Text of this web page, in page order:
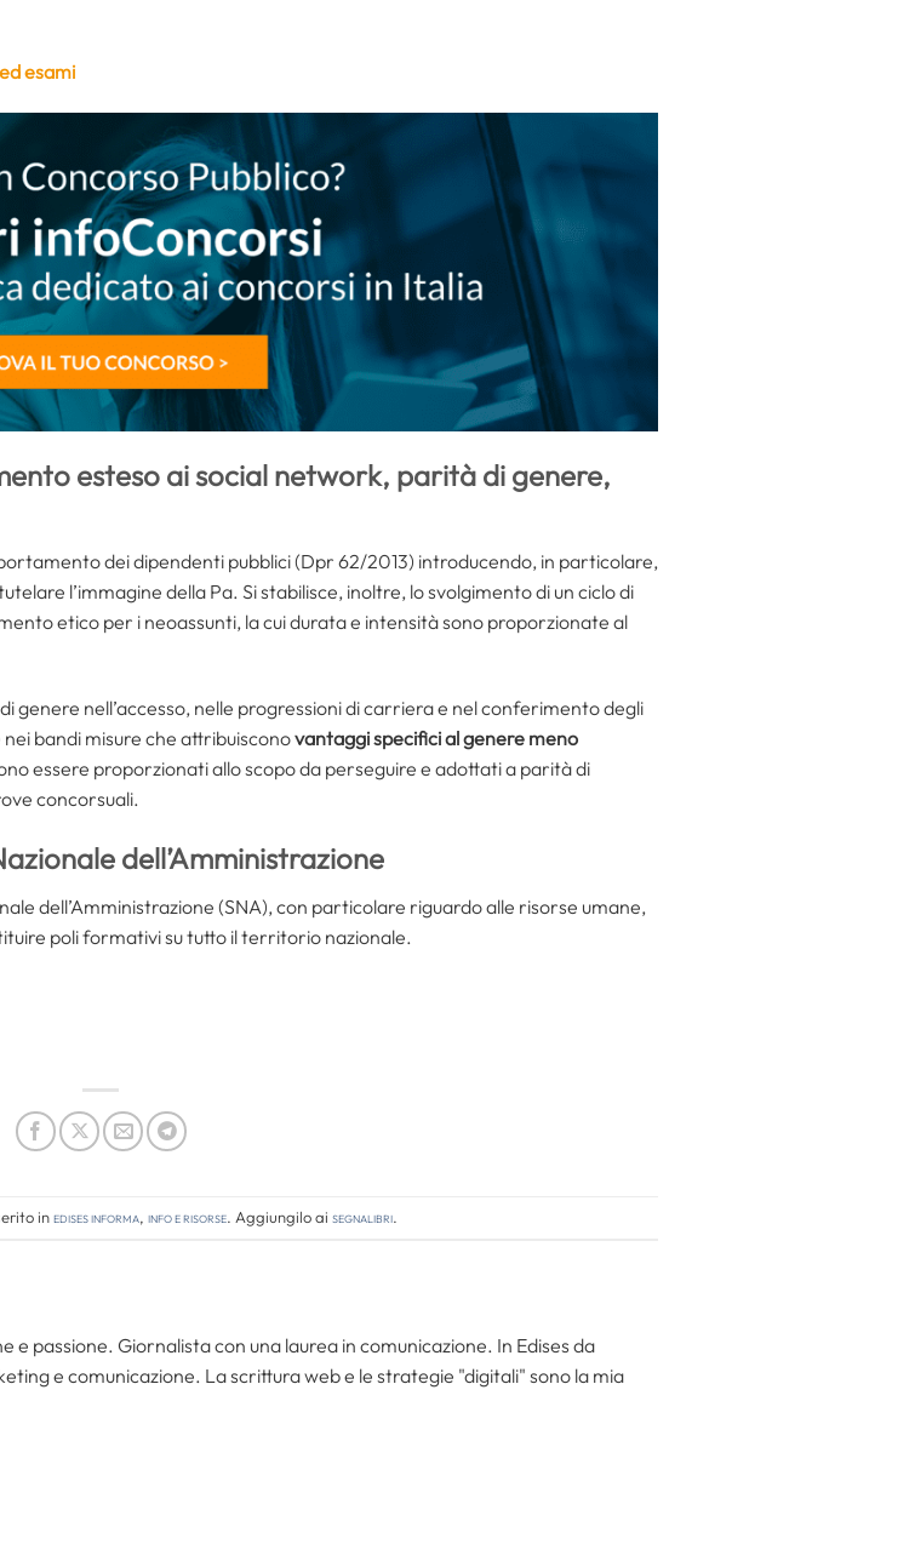
esami
esteso ai social network, parità di genere,
dei dipendenti pubblici (Dpr 62/2013) introducendo, in particolare,
l’immagine della Pa. Si stabilisce, inoltre, lo svolgimento di un ciclo di
etico per i neoassunti, la cui durata e intensità sono proporzionate al
genere nell’accesso, nelle progressioni di carriera e nel conferimento degli
bandi misure che attribuisconovantaggi specifici al genere meno
essere proporzionati allo scopo da perseguire e adottati a parità di
concorsuali.
dell’Amministrazione
dell’Amministrazione (SNA), con particolare riguardo alle risorse umane,
poli formativi su tutto il territorio nazionale.
inEdises informa, Info e risorse. Aggiungilo ai segnalibri.
e passione. Giornalista con una laurea in comunicazione. In Edises da
e comunicazione. La scrittura web e le strategie "digitali" sono la mia